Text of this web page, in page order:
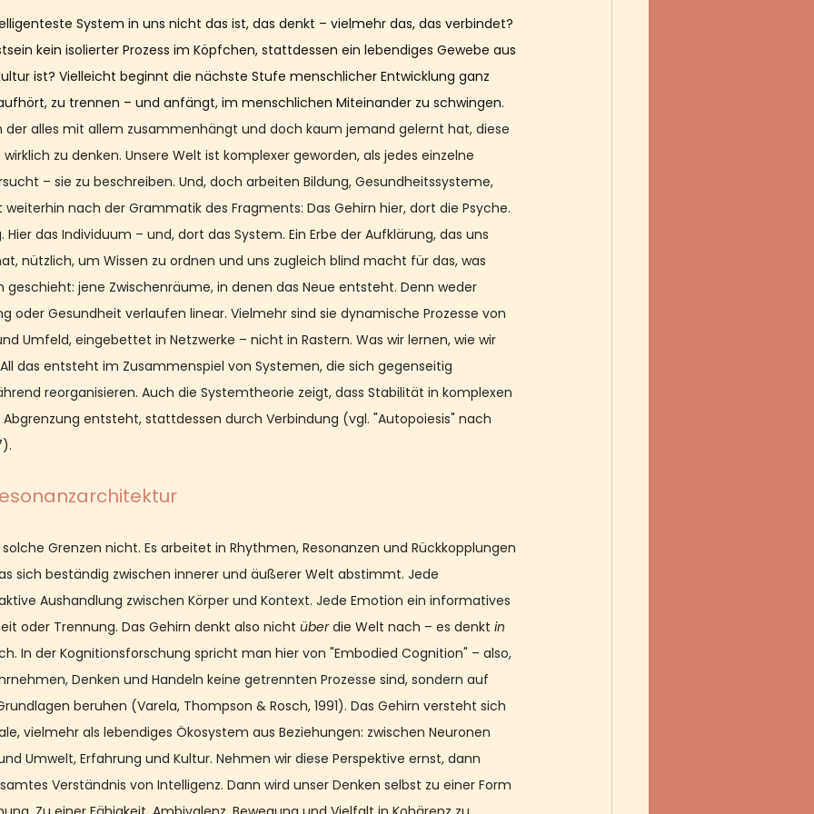
System in uns nicht das ist, das denkt – vielmehr das, das verbindet?
kein isolierter Prozess im Köpfchen, stattdessen ein lebendiges Gewebe aus
ist? Vielleicht beginnt die nächste Stufe menschlicher Entwicklung ganz
zu trennen – und anfängt, im menschlichen Miteinander zu schwingen.
der alles mit allem zusammenhängt und doch kaum jemand gelernt hat, diese
zu denken. Unsere Welt ist komplexer geworden, als jedes einzelne
– sie zu beschreiben. Und, doch arbeiten Bildung, Gesundheitssysteme,
nach der Grammatik des Fragments: Das Gehirn hier, dort die Psyche.
Hier das Individuum – und, dort das System. Ein Erbe der Aufklärung, das uns
nützlich, um Wissen zu ordnen und uns zugleich blind macht für das, was
geschieht: jene Zwischenräume, in denen das Neue entsteht. Denn weder
oder Gesundheit verlaufen linear. Vielmehr sind sie dynamische Prozesse von
Umfeld, eingebettet in Netzwerke – nicht in Rastern. Was wir lernen, wie wir
das entsteht im Zusammenspiel von Systemen, die sich gegenseitig
reorganisieren. Auch die Systemtheorie zeigt, dass Stabilität in komplexen
entsteht, stattdessen durch Verbindung (vgl. "Autopoiesis" nach
Grenzen nicht. Es arbeitet in Rhythmen, Resonanzen und Rückkopplungen
sich beständig zwischen innerer und äußerer Welt abstimmt. Jede
Aushandlung zwischen Körper und Kontext. Jede Emotion ein informatives
oder Trennung. Das Gehirn denkt also nicht über die Welt nach – es denkt in
In der Kognitionsforschung spricht man hier von "Embodied Cognition" – also,
Denken und Handeln keine getrennten Prozesse sind, sondern auf
beruhen (Varela, Thompson & Rosch, 1991). Das Gehirn versteht sich
vielmehr als lebendiges Ökosystem aus Beziehungen: zwischen Neuronen
Umwelt, Erfahrung und Kultur. Nehmen wir diese Perspektive ernst, dann
Verständnis von Intelligenz. Dann wird unser Denken selbst zu einer Form